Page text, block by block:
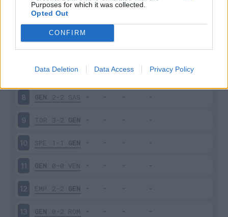
Purposes for which it was collected.
Opted Out
CONFIRM
Data Deletion Data Access Privacy Policy
GEN 1-2 FIO
2-2 GEN
6 GEN 3-3 VER
SAL 1-0 GEN
8 GEN 2-2 SAS
9 TOR 3-2 GEN
10 SPE 1-1 GEN
11 GEN 0-0 VEN
12 EMP 2-2 GEN
13 GEN 0-2 ROM